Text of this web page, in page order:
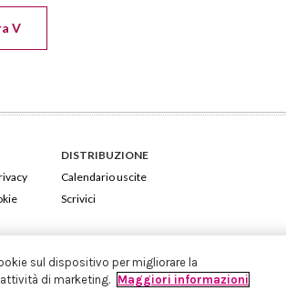
V
DISTRIBUZIONE
Calendario uscite
Scrivici
sul dispositivo per migliorare la
di marketing. Maggiori informazioni